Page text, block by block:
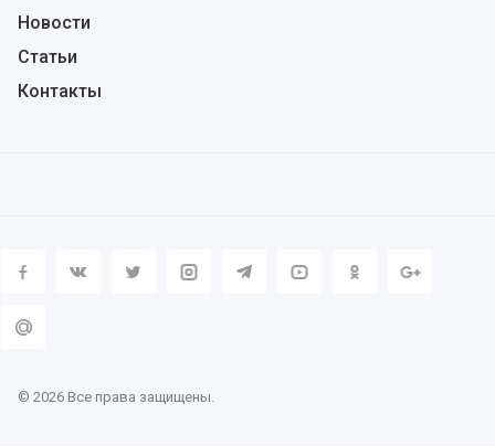
Новости
Статьи
Контакты
© 2026 Все права защищены.